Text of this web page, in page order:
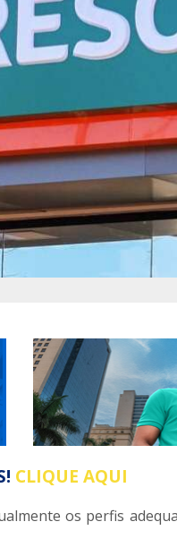
CLIQUE AQUI
os perfis